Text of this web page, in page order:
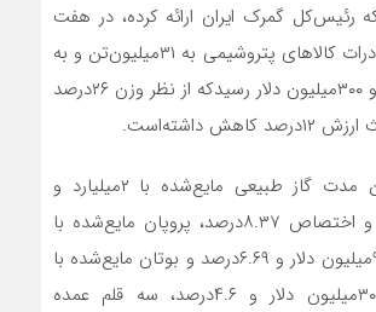
که رئیس‌کل گمرک ایران ارائه کرده، در هفت
ماهه امسال صادرات کالاهای پتروشیمی به ۳۱‌میلیون‌تن و به
ارزش ۱۲‌میلیارد و ۳۰۰‌میلیون دلار رسید‌که از نظر وزن ۲۶‌درصد
داشته‌است.
همچنین در این مدت گاز طبیعی مایع‌شده با ۲‌میلیارد و
۴۰۰‌میلیون دلار و اختصاص ۸.۳۷درصد، پروپان ‌مایع‌شده با
یک‌میلیارد و ۹۰۰‌میلیون دلار و ۶.۶۹‌درصد و بوتان مایع‌شده با
یک‌میلیارد و ۳۰۰‌میلیون دلار و ۴.۶درصد، سه قلم عمده